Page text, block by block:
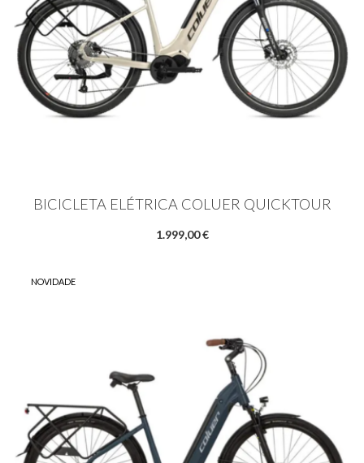
BICICLETA ELÉTRICA COLUER QUICKTOUR
1.999,00 €
NOVIDADE